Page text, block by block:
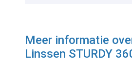
Meer informatie
Linssen STURDY